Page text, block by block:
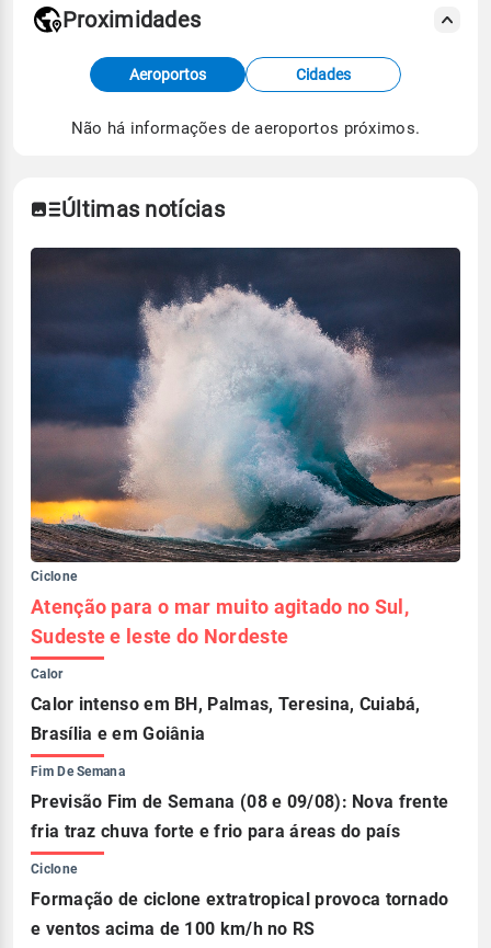
Fonte: dados combinados de estações
meteorológicas e satélite do Centro de Previsão
de Tempo e Estudos Climáticos (CPTEC).
Proximidades
Aeroportos Cidades
Não há informações de aeroportos próximos.
Últimas notícias
Ciclone
Atenção para o mar muito agitado no Sul,
Sudeste e leste do Nordeste
Calor
Calor intenso em BH, Palmas, Teresina, Cuiabá,
Brasília e em Goiânia
Fim De Semana
Previsão Fim de Semana (08 e 09/08): Nova frente
fria traz chuva forte e frio para áreas do país
Ciclone
Formação de ciclone extratropical provoca tornado
e ventos acima de 100 km/h no RS